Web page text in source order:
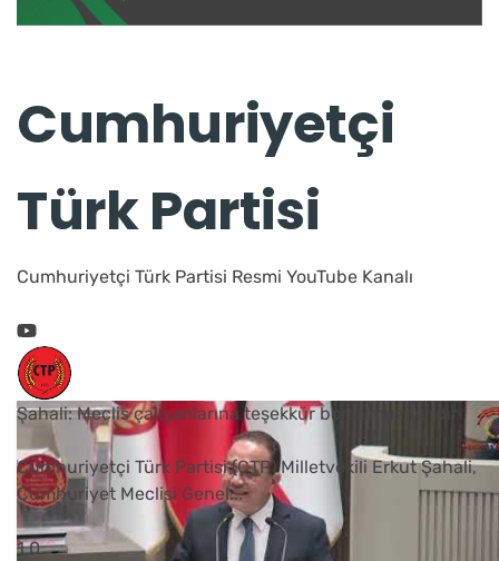
Cumhuriyetçi
Türk Partisi
Cumhuriyetçi Türk Partisi Resmi YouTube Kanalı
Şahali: Meclis çalışanlarına teşekkür borcumuz vardır
Cumhuriyetçi Türk Partisi (CTP) Milletvekili Erkut Şahali,
Cumhuriyet Meclisi Genel...
1 0